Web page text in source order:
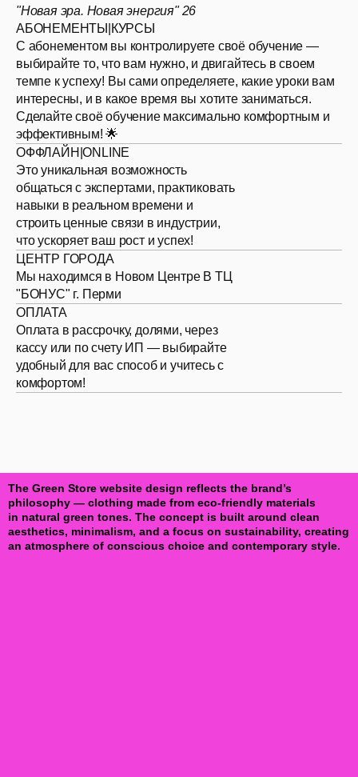
"Новая эра. Новая энергия" 26
АБОНЕМЕНТЫ|КУРСЫ
С абонементом вы контролируете своё обучение —
выбирайте то, что вам нужно, и двигайтесь в своем
темпе к успеху! Вы сами определяете, какие уроки вам
интересны, и в какое время вы хотите заниматься.
Сделайте своё обучение максимально комфортным и
эффективным! 🌟
ОФФЛАЙН|ONLINE
Это уникальная возможность
общаться с экспертами, практиковать
навыки в реальном времени и
строить ценные связи в индустрии,
что ускоряет ваш рост и успех!
ЦЕНТР ГОРОДА
Мы находимся в Новом Центре В ТЦ
"БОНУС" г. Перми
ОПЛАТА
Оплата в рассрочку, долями, через
кассу или по счету ИП — выбирайте
удобный для вас способ и учитесь с
комфортом!
The Green Store website design reflects the brand’s
philosophy — clothing made from eco-friendly materials
in natural green tones. The concept is built around clean
aesthetics, minimalism, and a focus on sustainability, creating
an atmosphere of conscious choice and contemporary style.